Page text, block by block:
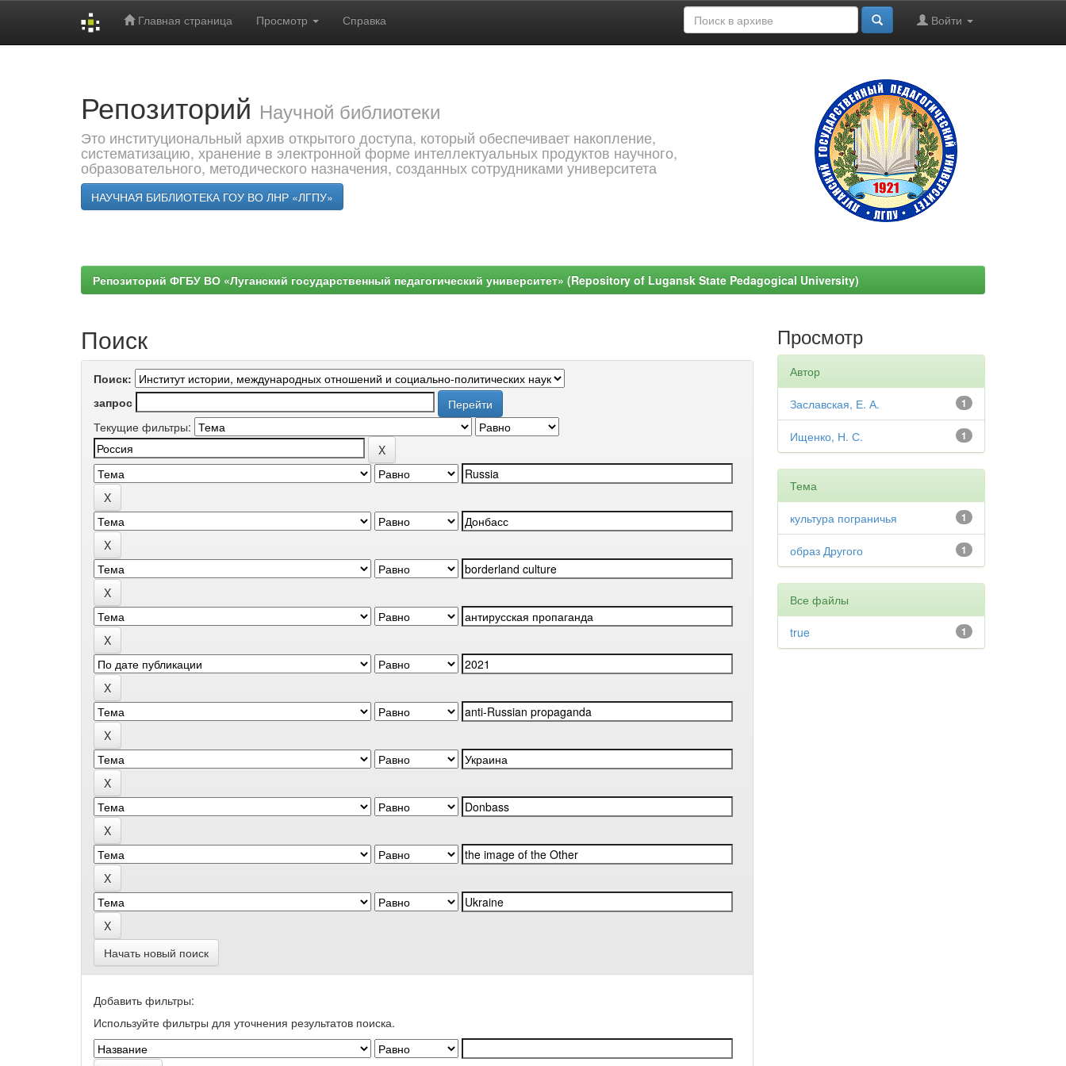
Главная страница Просмотр Справка Войти
Репозиторий Научной библиотеки
Это институциональный архив открытого доступа, который обеспечивает накопление,
систематизацию, хранение в электронной форме интеллектуальных продуктов научного,
образовательного, методического назначения, созданных сотрудниками университета
НАУЧНАЯ БИБЛИОТЕКА ГОУ ВО ЛНР «ЛГПУ»
Репозиторий ФГБУ ВО «Луганский государственный педагогический университет» (Repository of Lugansk State Pedagogical University)
Поиск
Поиск:
запрос
Текущие фильтры:
Начать новый поиск
Добавить фильтры:
Используйте фильтры для уточнения результатов поиска.
Просмотр
Автор
1
Заславская, Е. А.
1
Ищенко, Н. С.
Тема
1
культура пограничья
1
образ Другого
Все файлы
1
true